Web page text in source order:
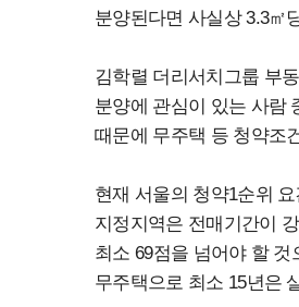
분양된다면 사실상 3.3㎡
김학렬 더리서치그룹 부
분양에 관심이 있는 사람
때문에 무주택 등 청약조
현재 서울의 청약1순위
지정지역은 전매기간이
최소 69점을 넘어야 할
무주택으로 최소 15년은